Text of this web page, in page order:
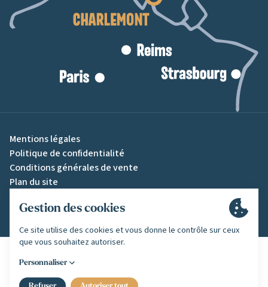
Mentions légales
Politique de confidentialité
Conditions générales de vente
Plan du site
Une création